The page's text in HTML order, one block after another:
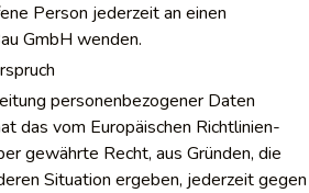
Person jederzeit an einen
GmbH wenden.
personenbezogener Daten
das vom Europäischen Richtlinien-
gewährte Recht, aus Gründen, die
Situation ergeben, jederzeit gegen